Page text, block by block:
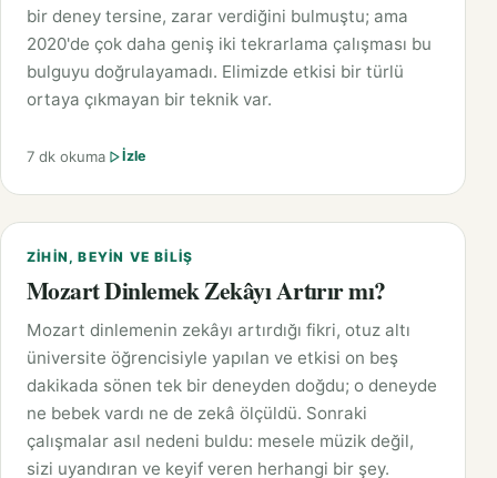
bir deney tersine, zarar verdiğini bulmuştu; ama
2020'de çok daha geniş iki tekrarlama çalışması bu
bulguyu doğrulayamadı. Elimizde etkisi bir türlü
ortaya çıkmayan bir teknik var.
7 dk okuma İzle
ZIHIN, BEYIN VE BILIŞ
Mozart Dinlemek Zekâyı Artırır mı?
Mozart dinlemenin zekâyı artırdığı fikri, otuz altı
üniversite öğrencisiyle yapılan ve etkisi on beş
dakikada sönen tek bir deneyden doğdu; o deneyde
ne bebek vardı ne de zekâ ölçüldü. Sonraki
çalışmalar asıl nedeni buldu: mesele müzik değil,
sizi uyandıran ve keyif veren herhangi bir şey.